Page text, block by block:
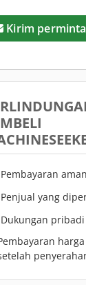
Kirim
Pembayaran
Penjual yang
Dukungan